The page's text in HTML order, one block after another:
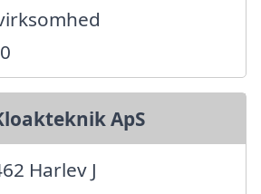
ApS
Harlev J